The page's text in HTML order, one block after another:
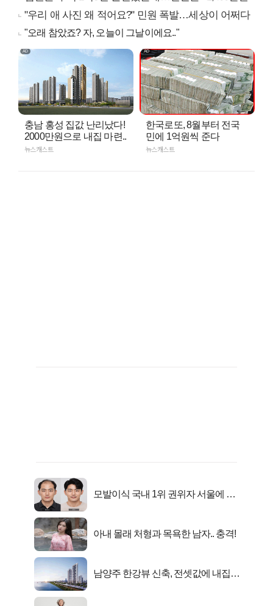
"우리 애 사진 왜 적어요?" 민원 폭발…세상이 어쩌다
"오래 참았죠? 자, 오늘이 그날이에요.."
충남 홍성 집값 난리났다!
2000만원으로 내집 마련..
뉴스캐스트
한국로또, 8월부터 전국
민에 1억원씩 준다
뉴스캐스트
모발이식 국내 1위 권위자 서울에 있
아내 몰래 처형과 목욕한 남자.. 충격!
남양주 한강뷰 신축, 전셋값에 내집마